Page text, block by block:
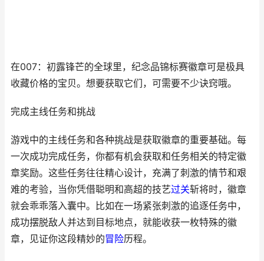
在007：初露锋芒的全球里，纪念品锦标赛徽章可是极具
收藏价格的宝贝。想要获取它们，可需要不少诀窍哦。
完成主线任务和挑战
游戏中的主线任务和各种挑战是获取徽章的重要基础。每
一次成功完成任务，你都有机会获取和任务相关的特定徽
章奖励。这些任务往往精心设计，充满了刺激的情节和艰
难的考验，当你凭借聪明和高超的技艺过关斩将时，徽章
就会乖乖落入囊中。比如在一场紧张刺激的追逐任务中，
成功摆脱敌人并达到目标地点，就能收获一枚特殊的徽
章，见证你这段精妙的冒险历程。